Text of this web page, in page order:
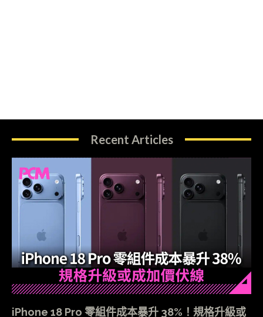
Recent Articles
iPhone 18 Pro 零組件成本暴升 38%！規格升級或